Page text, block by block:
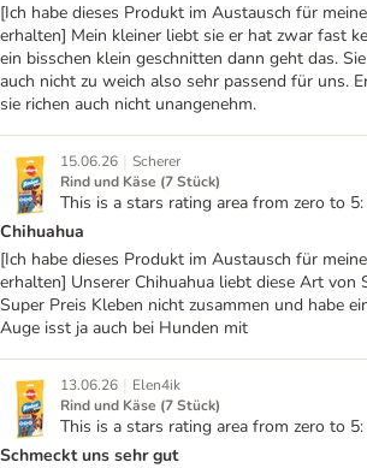
[Ich habe dieses Produkt im Austausch für
erhalten] Mein kleiner liebt sie er hat zwar fast
ein bisschen klein geschnitten dann geht das.
auch nicht zu weich also sehr passend für uns.
sie richen auch nicht unangenehm.
15.06.26 | Scherer
Rind und Käse (7 Stück)
This is a stars rating area from zero to
Chihuahua
[Ich habe dieses Produkt im Austausch für
erhalten] Unserer Chihuahua liebt diese Art von
Super Preis Kleben nicht zusammen und habe
Auge isst ja auch bei Hunden mit
13.06.26 | Elen4ik
Rind und Käse (7 Stück)
This is a stars rating area from zero to
Schmeckt uns sehr gut